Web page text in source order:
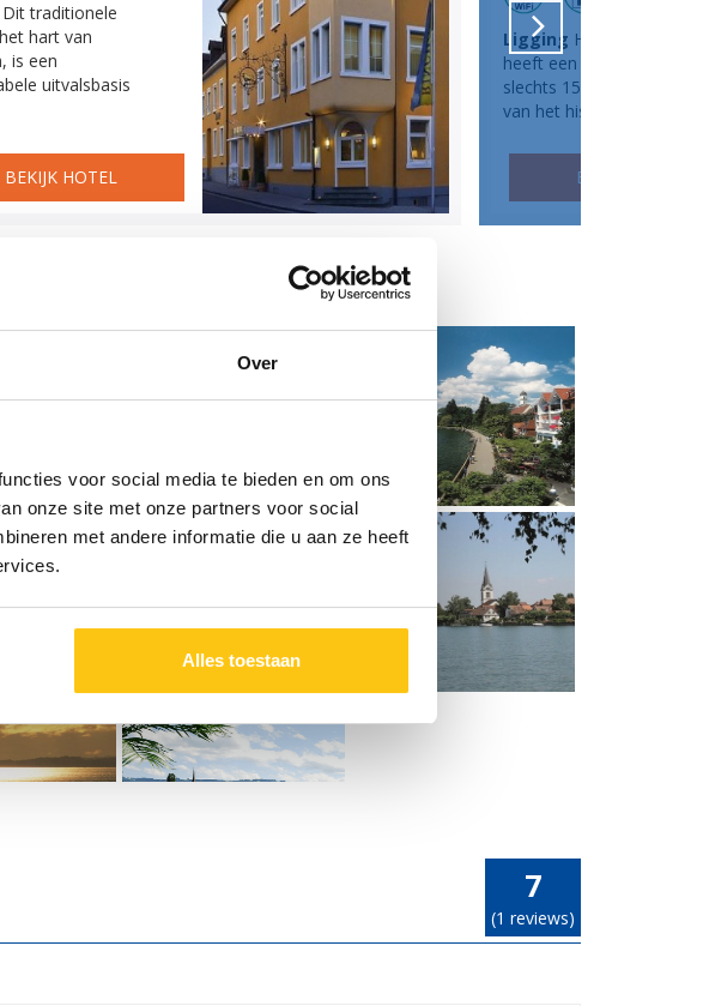
Over
voor social media te bieden en om ons
onze site met onze partners voor social
met andere informatie die u aan ze heeft
Alles toestaan
Dit traditionele
hart van
is een
uitvalsbasis
BEKIJK HOTEL
Ligging Het moderne
heeft een rustige ligging
slechts 15 minuten lopen
van het his
BEKIJK HOTEL
7
(1 reviews)